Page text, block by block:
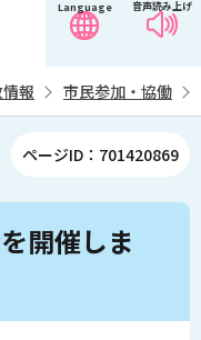
音声読み上げ
Language
報 市民参加・協働
ページID：701420869
開催しま